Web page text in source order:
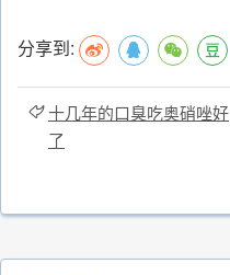
分享到:
十几年的口臭吃奥硝唑好
了